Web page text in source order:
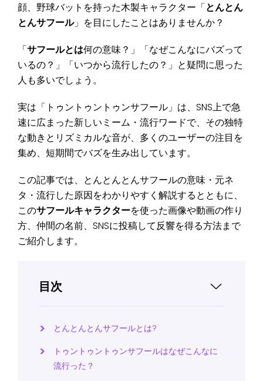
顔、野球バットを持った木製キャラクター「とんとん
とんサフール」を目にしたことはありませんか？
「サフールとは何の意味？」「なぜこんなにバズって
いるの？」「いつから流行したの？」と疑問に思った
人も多いでしょう。
実は「トゥントゥントゥンサフール」は、SNS上で急
速に広まった新しいミーム・流行ワードで、その独特
な動きとリズミカルな音が、多くのユーザーの注目を
集め、短期間でバズを生み出しています。
この記事では、とんとんとんサフールの意味・元ネ
タ・流行した原因をわかりやすく解説するとともに、
このサフールキャラクターを使った画像や動画の作り
方、仲間の名前、SNSに投稿して反響を得る方法まで
ご紹介します。
目次
とんとんとんサフールとは?
トゥントゥントゥンサフールはなぜこんなに
流行った？